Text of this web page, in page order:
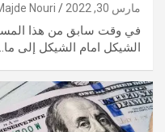
مارس 30, 2022 Nouri
في وقت سابق من هذا
الشيكل امام الشيكل إلى